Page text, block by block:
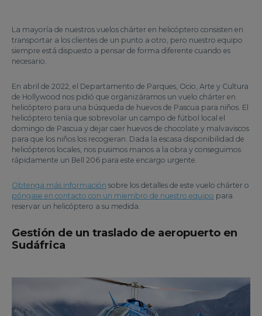
La mayoría de nuestros vuelos chárter en helicóptero consisten en
transportar a los clientes de un punto a otro, pero nuestro equipo
siempre está dispuesto a pensar de forma diferente cuando es
necesario.
En abril de 2022, el Departamento de Parques, Ocio, Arte y Cultura
de Hollywood nos pidió que organizáramos un vuelo chárter en
helicóptero para una búsqueda de huevos de Pascua para niños. El
helicóptero tenía que sobrevolar un campo de fútbol local el
domingo de Pascua y dejar caer huevos de chocolate y malvaviscos
para que los niños los recogieran. Dada la escasa disponibilidad de
helicópteros locales, nos pusimos manos a la obra y conseguimos
rápidamente un Bell 206 para este encargo urgente.
Obtenga más información sobre los detalles de este vuelo chárter o
póngase en contacto con un miembro de nuestro equipo para
reservar un helicóptero a su medida.
Gestión de un traslado de aeropuerto en
Sudáfrica